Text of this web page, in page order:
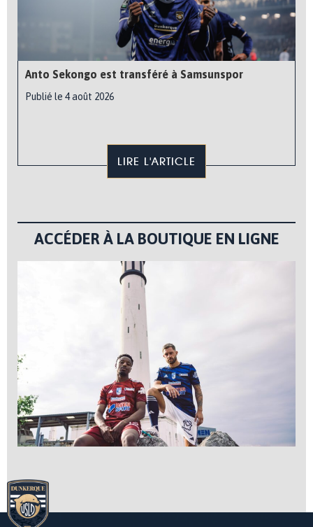
Anto Sekongo est transféré à Samsunspor
Publié le 4 août 2026
LIRE L'ARTICLE
ACCÉDER À LA BOUTIQUE EN LIGNE